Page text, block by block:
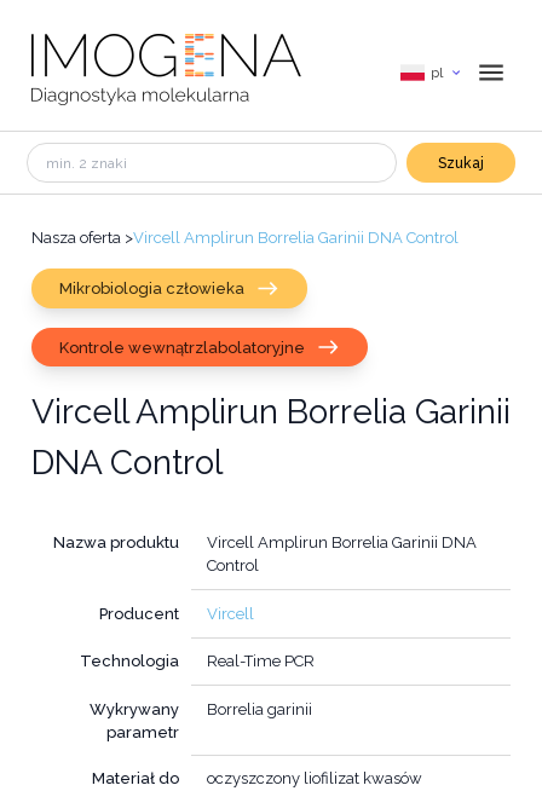
pl
Szukaj
Nasza oferta >Vircell Amplirun Borrelia Garinii DNA Control
Mikrobiologia człowieka
Kontrole wewnątrzlabolatoryjne
Vircell Amplirun Borrelia Garinii
DNA Control
Nazwa produktu
Vircell Amplirun Borrelia Garinii DNA
Control
Producent Vircell
Technologia Real-Time PCR
Wykrywany
parametr
Borrelia garinii
Materiał do
oczyszczony liofilizat kwasów